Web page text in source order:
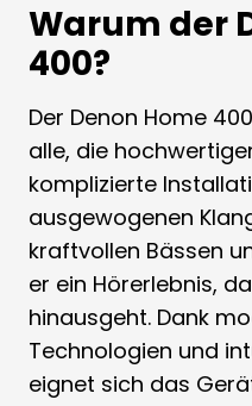
Warum der
400?
Der Denon Home
alle, die
komplizierte
ausgewogenen
kraftvollen Bässen
er ein Hörerlebnis,
hinausgeht. Dank
Technologien und
eignet sich das